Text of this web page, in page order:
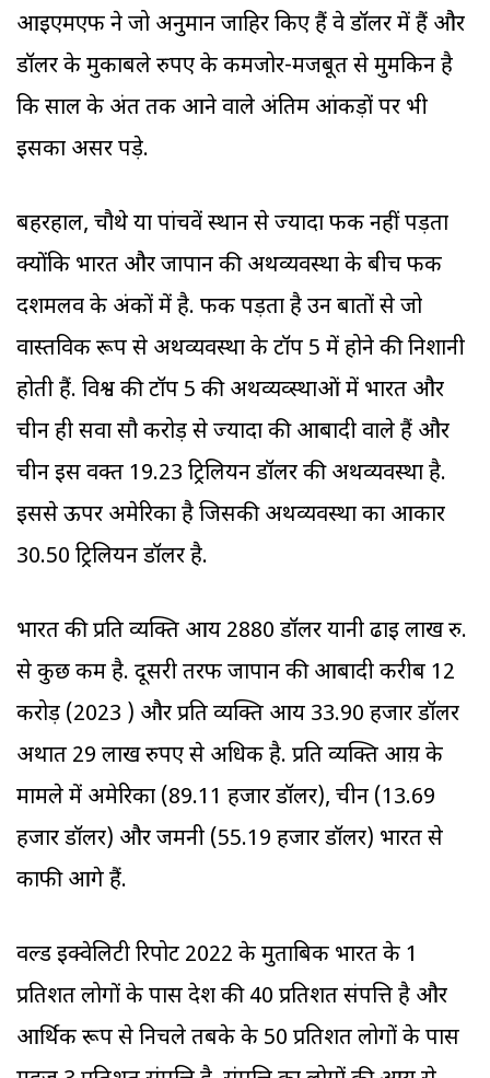
आईएमएफ ने जो अनुमान जाहिर किए हैं वे डॉलर में हैं और
डॉलर के मुकाबले रुपए के कमजोर-मजबूत से मुमकिन है
कि साल के अंत तक आने वाले अंतिम आंकड़ों पर भी
इसका असर पड़े.
बहरहाल, चौथे या पांचवें स्थान से ज्यादा फर्क नहीं पड़ता
क्योंकि भारत और जापान की अर्थव्यवस्था के बीच फर्क
दशमलव के अंकों में है. फर्क पड़ता है उन बातों से जो
वास्तविक रूप से अर्थव्यवस्था के टॉप 5 में होने की निशानी
होती हैं. विश्व की टॉप 5 की अर्थव्यव्स्थाओं में भारत और
चीन ही सवा सौ करोड़ से ज्यादा की आबादी वाले हैं और
चीन इस वक्त 19.23 ट्रिलियन डॉलर की अर्थव्यवस्था है.
इससे ऊपर अमेरिका है जिसकी अर्थव्यवस्था का आकार
30.50 ट्रिलियन डॉलर है.
भारत की प्रति व्यक्ति आय 2880 डॉलर यानी ढाई लाख रु.
से कुछ कम है. दूसरी तरफ जापान की आबादी करीब 12
करोड़ (2023 ) और प्रति व्यक्ति आय 33.90 हजार डॉलर
अर्थात 29 लाख रुपए से अधिक है. प्रति व्यक्ति आय़ के
मामले में अमेरिका (89.11 हजार डॉलर), चीन (13.69
हजार डॉलर) और जर्मनी (55.19 हजार डॉलर) भारत से
काफी आगे हैं.
वर्ल्ड इक्वेलिटी रिपोर्ट 2022 के मुताबिक भारत के 1
प्रतिशत लोगों के पास देश की 40 प्रतिशत संपत्ति है और
आर्थिक रूप से निचले तबके के 50 प्रतिशत लोगों के पास